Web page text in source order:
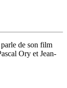
de son film
Ory et Jean-